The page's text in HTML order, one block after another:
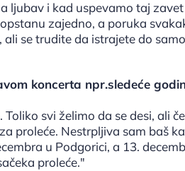
ljubav i kad uspevamo taj
zajedno, a poruka
se trudite da istrajete do
koncerta npr.sledeće
svi želimo da se desi, ali
proleće. Nestrpljiva sam baš
u Podgorici, a 13.
proleće."